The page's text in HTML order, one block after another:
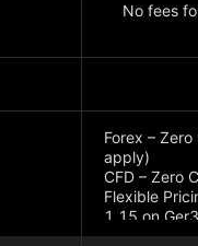
No fees
Forex –
apply)
CFD – Zero
Flexible
1.15 on
spread as